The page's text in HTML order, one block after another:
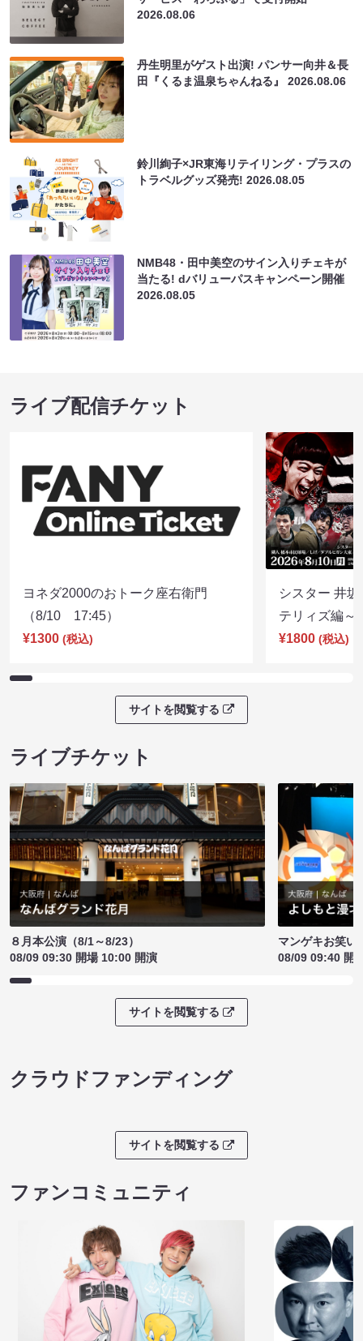
2026.08.06
丹生明里がゲスト出演! パンサー向井＆長
田『くるま温泉ちゃんねる』2026.08.06
鈴川絢子×JR東海リテイリング・プラスの
トラベルグッズ発売!2026.08.05
NMB48・田中美空のサイン入りチェキが
当たる! dバリューパスキャンペーン開催
2026.08.05
ライブ配信チケット
ヨネダ2000のおトーク座右衛門
（8/10 17:45）
¥1300 (税込)
シスター 井
テリィズ編
¥1800 (税込)
サイトを閲覧する
ライブチケット
８月本公演（8/1～8/23）
08/09 09:30 開場 10:00 開演
マンゲキお笑い
08/09 09:40 開
サイトを閲覧する
クラウドファンディング
サイトを閲覧する
ファンコミュニティ